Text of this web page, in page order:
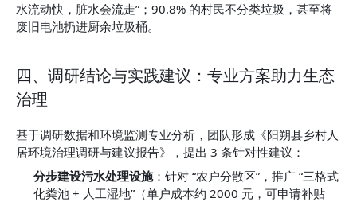
水流动快，脏水会流走”；90.8% 的村民不分类垃圾，甚至将
废旧电池扔进厨余垃圾桶。
四、调研结论与实践建议：专业方案助力生态
治理
基于调研数据和环境监测专业分析，团队形成《阳朔县乡村人
居环境治理调研与建议报告》，提出 3 条针对性建议：
分步建设污水处理设施：针对 “农户分散区”，推广 “三格式
化粪池 + 人工湿地”（单户成本约 2000 元，可申请补贴